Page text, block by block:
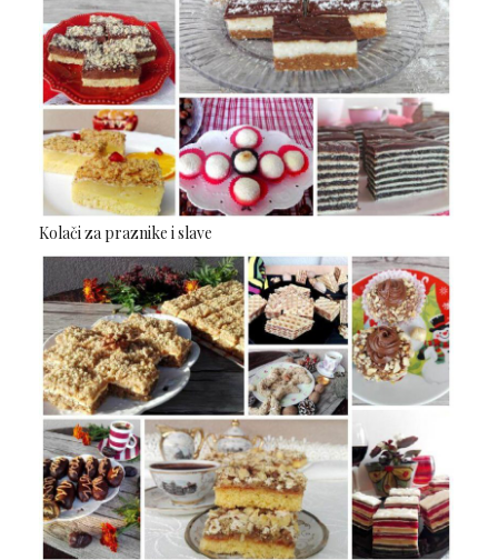
Kolači za praznike i slave